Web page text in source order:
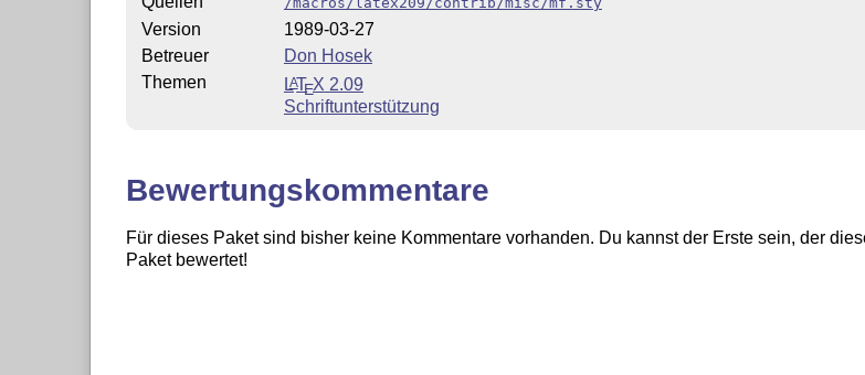
Version
1989-03-27
Betreuer
Don Hosek
Themen
LATEX 2.09
Schriftunterstützung
Bewertungskommentare
Für dieses Paket sind bisher keine Kommentare vorhanden. Du kannst der Erste sein, der
Paket bewertet!